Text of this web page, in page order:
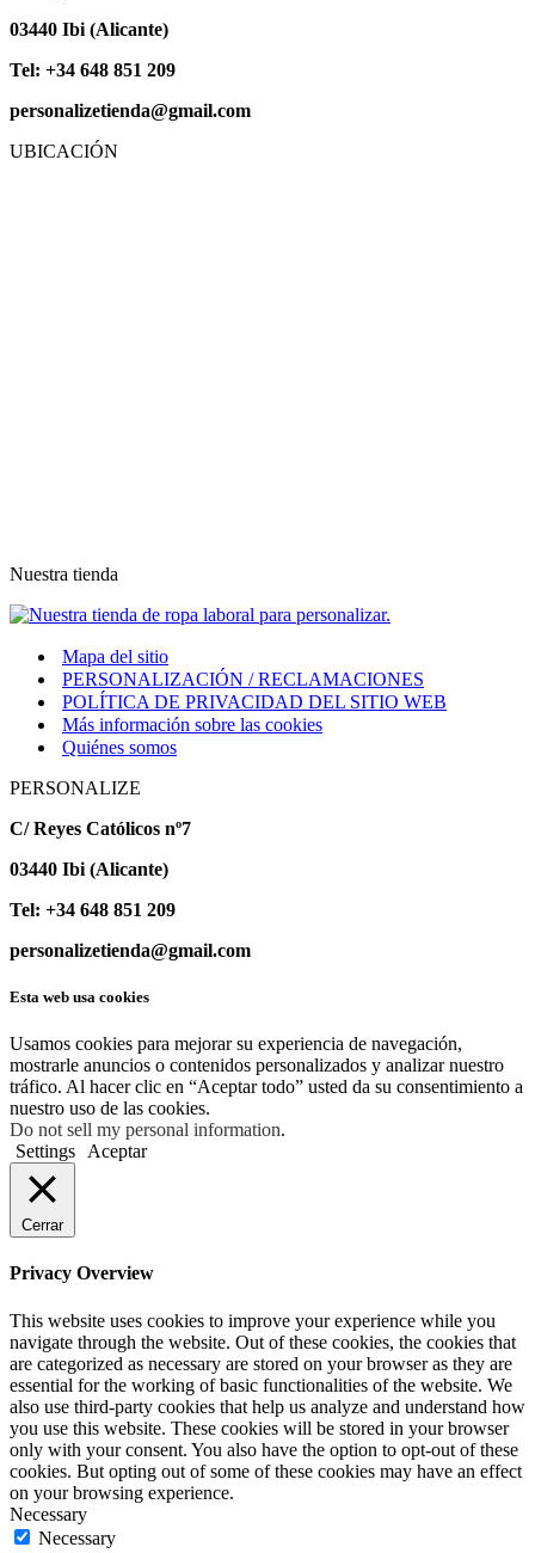
03440 Ibi (Alicante)
Tel: +34 648 851 209
personalizetienda@gmail.com
UBICACIÓN
Nuestra tienda
Mapa del sitio
PERSONALIZACIÓN / RECLAMACIONES
POLÍTICA DE PRIVACIDAD DEL SITIO WEB
Más información sobre las cookies
Quiénes somos
PERSONALIZE
C/ Reyes Católicos nº7
03440 Ibi (Alicante)
Tel: +34 648 851 209
personalizetienda@gmail.com
Esta web usa cookies
Usamos cookies para mejorar su experiencia de navegación,
mostrarle anuncios o contenidos personalizados y analizar nuestro
tráfico. Al hacer clic en “Aceptar todo” usted da su consentimiento a
nuestro uso de las cookies.
Do not sell my personal information.
Settings
Aceptar
Cerrar
Privacy Overview
This website uses cookies to improve your experience while you
navigate through the website. Out of these cookies, the cookies that
are categorized as necessary are stored on your browser as they are
essential for the working of basic functionalities of the website. We
also use third-party cookies that help us analyze and understand how
you use this website. These cookies will be stored in your browser
only with your consent. You also have the option to opt-out of these
cookies. But opting out of some of these cookies may have an effect
on your browsing experience.
Necessary
Necessary